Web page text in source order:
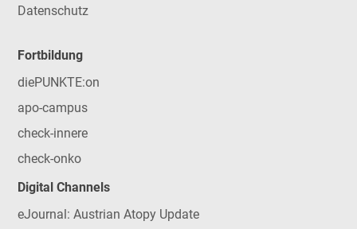
Datenschutz
Fortbildung
diePUNKTE:on
apo-campus
check-innere
check-onko
Digital Channels
eJournal: Austrian Atopy Update